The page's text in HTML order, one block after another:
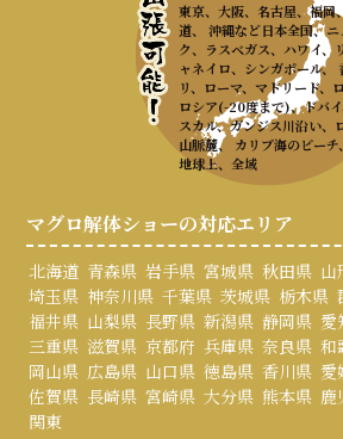
東京、大阪、名古屋、福岡
道、 沖縄など日本全国、ニ
ク、ラスベガス、ハワイ、
ャネイロ、シンガポール、
リ、ローマ、マドリード、
ロシア(-20度まで)、ドバ
スカル、ガンジス川沿い、
山脈麓、 カリブ海のビー
地球上、全域
マグロ解体ショーの対応エリア
北海道 青森県 岩手県 宮城県 秋田県 山
埼玉県 神奈川県 千葉県 茨城県 栃木県
福井県 山梨県 長野県 新潟県 静岡県 愛
三重県 滋賀県 京都府 兵庫県 奈良県 和
岡山県 広島県 山口県 徳島県 香川県 愛
佐賀県 長崎県 宮崎県 大分県 熊本県 鹿
関東